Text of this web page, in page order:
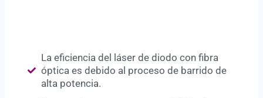
La eficiencia del láser de diodo con fibra
óptica es debido al proceso de barrido de
alta potencia.